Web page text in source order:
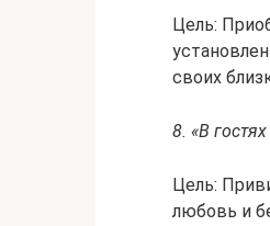
Цель:
своих
8. «В
Цель:
любовь и